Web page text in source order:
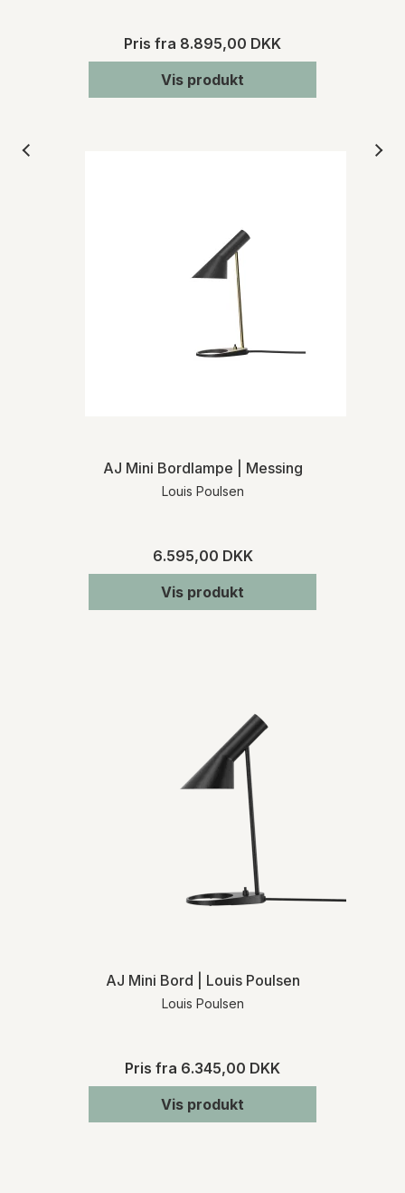
Pris fra 8.895,00 DKK
Vis produkt
AJ Mini Bordlampe | Messing
Louis Poulsen
6.595,00 DKK
Vis produkt
AJ Mini Bord | Louis Poulsen
Louis Poulsen
Pris fra 6.345,00 DKK
Vis produkt